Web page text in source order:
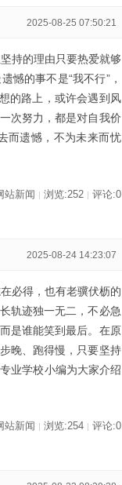
2025-08-25 07:50:21
持的理由只要热爱就够
憾的事不是“我不行”，
的路上，或许会遇到风
次努力，都是对自我价
而遗憾，不为未来而忧
站新闻 | 浏览:252 | 评论:0
2025-08-24 14:23:07
必得，也有老骥伏枥的
轨迹独一无二，不必急
是谁能笑到最后。在原
晚、跑得慢，只要坚持
业学校小编为大家介绍
站新闻 | 浏览:254 | 评论:0